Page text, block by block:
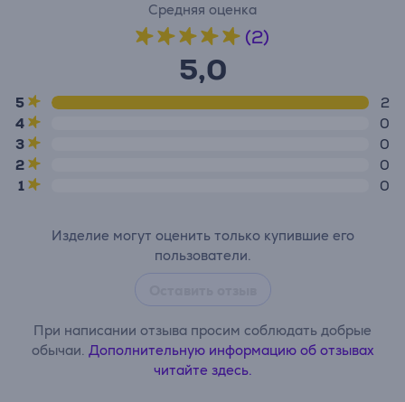
Средняя оценка
(2)
5,0
5
2
4
0
3
0
2
0
1
0
Изделие могут оценить только купившие его
пользователи.
При написании отзыва просим соблюдать добрые
обычаи. Дополнительную информацию об отзывах
читайте здесь.